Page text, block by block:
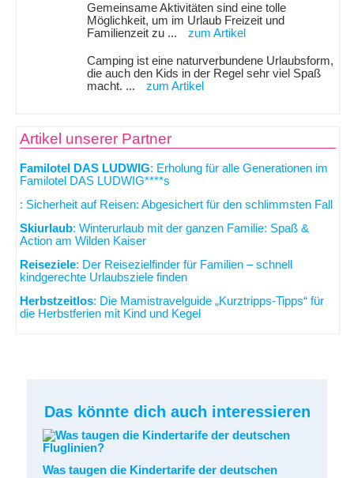
Gemeinsame Aktivitäten sind eine tolle
Möglichkeit, um im Urlaub Freizeit und
Familienzeit zu ...
zum Artikel
Camping ist eine naturverbundene Urlaubsform,
die auch den Kids in der Regel sehr viel Spaß
macht. ...
zum Artikel
Artikel unserer Partner
Familotel DAS LUDWIG: Erholung für alle Generationen im
Familotel DAS LUDWIG****s
: Sicherheit auf Reisen: Abgesichert für den schlimmsten Fall
Skiurlaub: Winterurlaub mit der ganzen Familie: Spaß &
Action am Wilden Kaiser
Reiseziele: Der Reisezielfinder für Familien – schnell
kindgerechte Urlaubsziele finden
Herbstzeitlos: Die Mamistravelguide „Kurztripps-Tipps“ für
die Herbstferien mit Kind und Kegel
Das könnte dich auch interessieren
Was taugen die Kindertarife der deutschen